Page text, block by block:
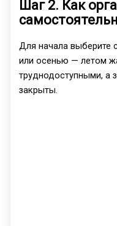
Шаг 2. Как
Для начала выберите
или осенью — летом
труднодоступными, а
закрыты.